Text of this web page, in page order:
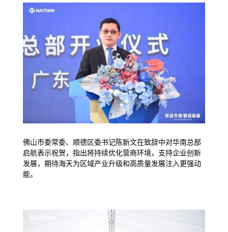
佛山市委常委、顺德区委书记陈新文在致辞中对华南总部
启航表示祝贺，指出将持续优化营商环境，支持企业创新
发展，期待海天为区域产业升级和高质量发展注入更强动
能。